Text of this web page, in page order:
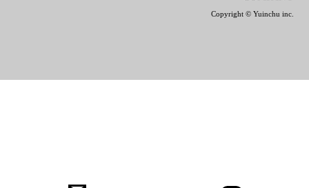
Copyright © Yuinchu inc.